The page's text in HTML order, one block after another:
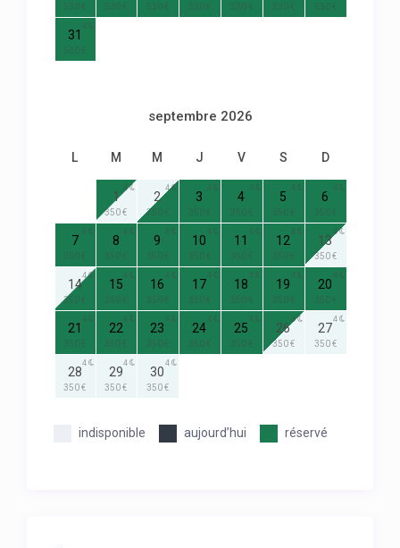
530 € 530 € 530 € 530 € 530 € 530 € 530 €
31
530 €
septembre 2026
L M M J V S D
1
350 €
4
2
350 €
4
3
350 €
4
350 €
5
350 €
6
350 €
7
350 €
8
350 €
9
350 €
10
350 €
11
350 €
12
350 €
13
350 €
4
14
350 €
4
15
350 €
16
350 €
17
350 €
18
350 €
19
350 €
20
350 €
21
350 €
22
350 €
23
350 €
24
350 €
25
350 €
26
350 €
4
27
350 €
4
28
350 €
4
29
350 €
4
30
350 €
4
indisponible aujourd’hui réservé